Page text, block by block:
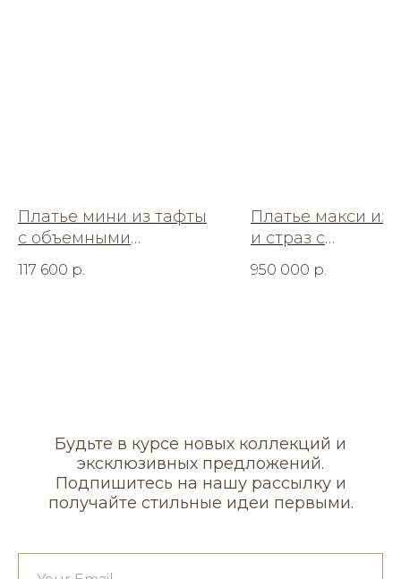
Платье мини из тафты
с объемными
рукавами
117 600 р.
Платье макси из
и страз с
архитектурными
складками
950 000 р.
Будьте в курсе новых коллекций и
эксклюзивных предложений.
Подпишитесь на нашу рассылку и
получайте стильные идеи первыми.